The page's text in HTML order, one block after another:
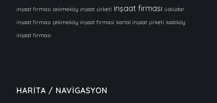
inşaat firması çekmeköy inşaat şirketi inşaat firması üsküdar
inşaat firması çekmeköy inşaat firması kartal inşaat şirketi kadıköy
inşaat firması
HARİTA / NAVİGASYON